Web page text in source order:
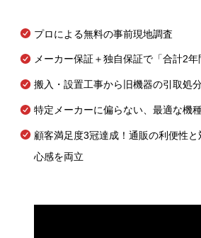
プロによる無料の事前現地調査
メーカー保証＋独自保証で「合計2年
搬入・設置工事から旧機器の引取処
特定メーカーに偏らない、最適な機
顧客満足度3冠達成！通販の利便性
心感を両立